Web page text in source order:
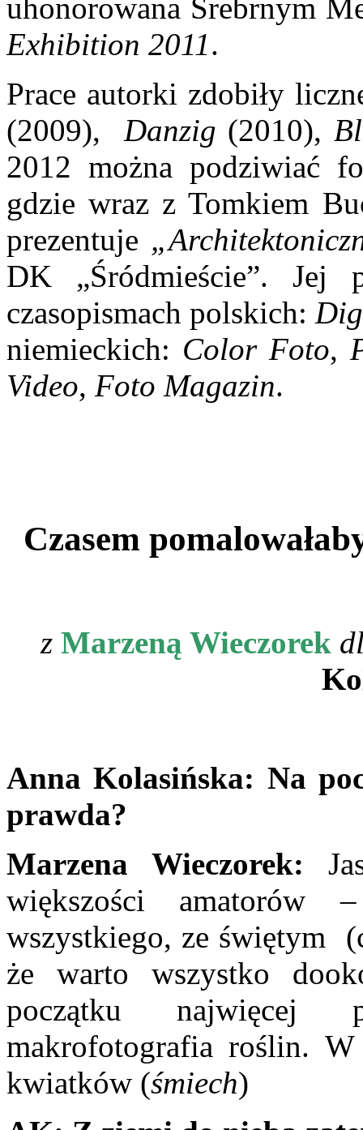
uhonorowana Srebrnym
Exhibition 2011.
Prace autorki zdobiły
(2009), Danzig (2010),
2012 można podziwiać
gdzie wraz z Tomkiem
prezentuje
DK „Śródmieście”. Jej
czasopismach polskich:
niemieckich: Color Foto,
Video, Foto Magazin.
Czasem
zMarzeną Wieczorek
Anna Kolasińska: Na
prawda?
Marzena Wieczorek:
większości amatorów
wszystkiego, ze świętym
że warto wszystko
początku najwięcej
makrofotografia roślin.
kwiatków (śmiech)